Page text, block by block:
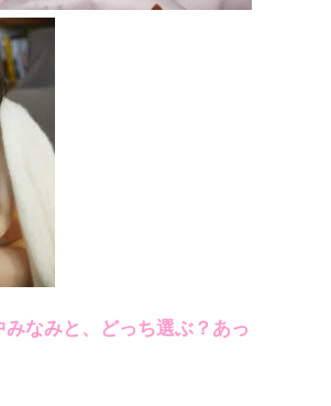
みなみと、どっち選ぶ？あっ